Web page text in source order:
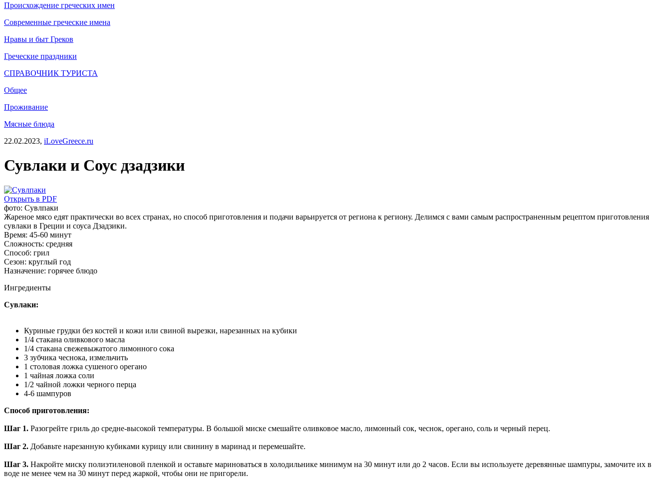
Происхождение греческих имен
Современные греческие имена
Нравы и быт Греков
Греческие праздники
СПРАВОЧНИК ТУРИСТА
Общее
Проживание
Мясные блюда
22.02.2023, iLoveGreece.ru
Сувлаки и Соус дзадзики
Открыть в PDF
фото: Сувлпаки
Жареное мясо едят практически во всех странах, но способ приготовления и подачи варьируется от региона к региону. Делимся с вами самым распространенным рецептом приготовления
сувлаки в Греции и соуса Дзадзики.
Время: 45-60 минут
Сложность: средняя
Способ: грил
Сезон: круглый год
Назначение: горячее блюдо
Ингредиенты
Сувлаки:
Куриные грудки без костей и кожи или свиной вырезки, нарезанных на кубики
1/4 стакана оливкового масла
1/4 стакана свежевыжатого лимонного сока
3 зубчика чеснока, измельчить
1 столовая ложка сушеного орегано
1 чайная ложка соли
1/2 чайной ложки черного перца
4-6 шампуров
Способ приготовления:
Шаг 1. Разогрейте гриль до средне-высокой температуры. В большой миске смешайте оливковое масло, лимонный сок, чеснок, орегано, соль и черный перец.
Шаг 2. Добавьте нарезанную кубиками курицу или свинину в маринад и перемешайте.
Шаг 3. Накройте миску полиэтиленовой пленкой и оставьте мариноваться в холодильнике минимум на 30 минут или до 2 часов. Если вы используете деревянные шампуры, замочите их в
воде не менее чем на 30 минут перед жаркой, чтобы они не пригорели.